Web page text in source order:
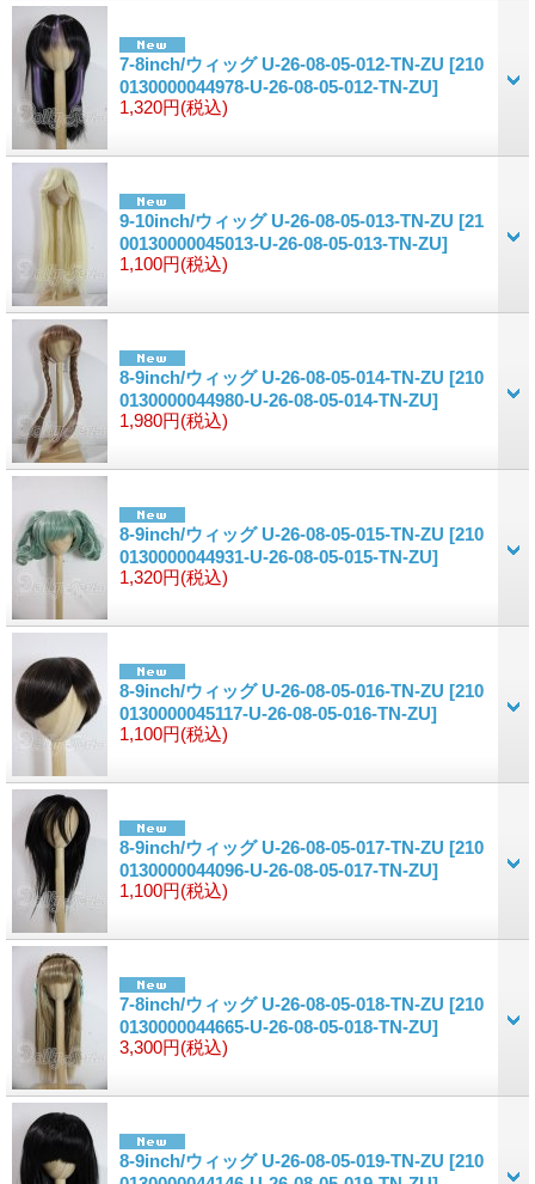
7-8inch/ウィッグ U-26-08-05-012-TN-ZU [210
0130000044978-U-26-08-05-012-TN-ZU]
1,320円(税込)
9-10inch/ウィッグ U-26-08-05-013-TN-ZU [21
00130000045013-U-26-08-05-013-TN-ZU]
1,100円(税込)
8-9inch/ウィッグ U-26-08-05-014-TN-ZU [210
0130000044980-U-26-08-05-014-TN-ZU]
1,980円(税込)
8-9inch/ウィッグ U-26-08-05-015-TN-ZU [210
0130000044931-U-26-08-05-015-TN-ZU]
1,320円(税込)
8-9inch/ウィッグ U-26-08-05-016-TN-ZU [210
0130000045117-U-26-08-05-016-TN-ZU]
1,100円(税込)
8-9inch/ウィッグ U-26-08-05-017-TN-ZU [210
0130000044096-U-26-08-05-017-TN-ZU]
1,100円(税込)
7-8inch/ウィッグ U-26-08-05-018-TN-ZU [210
0130000044665-U-26-08-05-018-TN-ZU]
3,300円(税込)
8-9inch/ウィッグ U-26-08-05-019-TN-ZU [210